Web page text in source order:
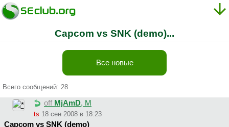
Capcom vs SNK (demo)...
Все новые
Всего сообщений: 28
off MjAmD, М
ts 18 сен 2008 в 18:23
Capcom vs SNK (demo)